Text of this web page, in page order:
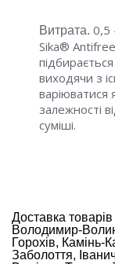
Витрата. 0,5
Sika®
виходячи з
варіюватися
залежності
суміші.
Доставка
Володимир-
Горохів,
Заболоття,